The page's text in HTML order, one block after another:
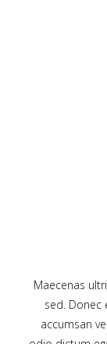
Maecenas
sed. Donec
accumsan